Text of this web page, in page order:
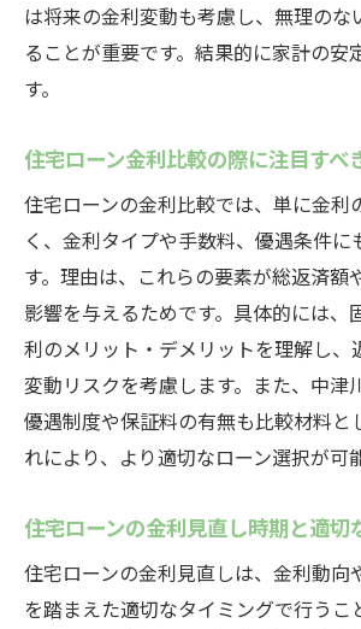
住宅ローンのオンライン相
地元金融機関の住宅ローン最新
住宅ローンシミュレーション
ト
住宅ローン優遇制度の最新
地方銀行の住宅ローンとネ
住宅ローン相談時に確認す
返済負担軽減に役立つ金利タイ
住宅ローン返済負担を減ら
工夫
とは
10年固定金利型住宅ローン
向
は将来の金利変動も考慮し、無理のな
ることが重要です。結果的に家計の安
す。
住宅ローン金利比較の際に注目すべ
住宅ローンの金利比較では、単に金利
く、金利タイプや手数料、優遇条件に
す。理由は、これらの要素が総返済額
影響を与えるためです。具体的には、
利のメリット・デメリットを理解し、
変動リスクを考慮します。また、中津
優遇制度や保証料の有無も比較材料と
れにより、より適切なローン選択が可
住宅ローンの金利見直し時期と適切
住宅ローンの金利見直しは、金利動向
を踏まえた適切なタイミングで行うこ